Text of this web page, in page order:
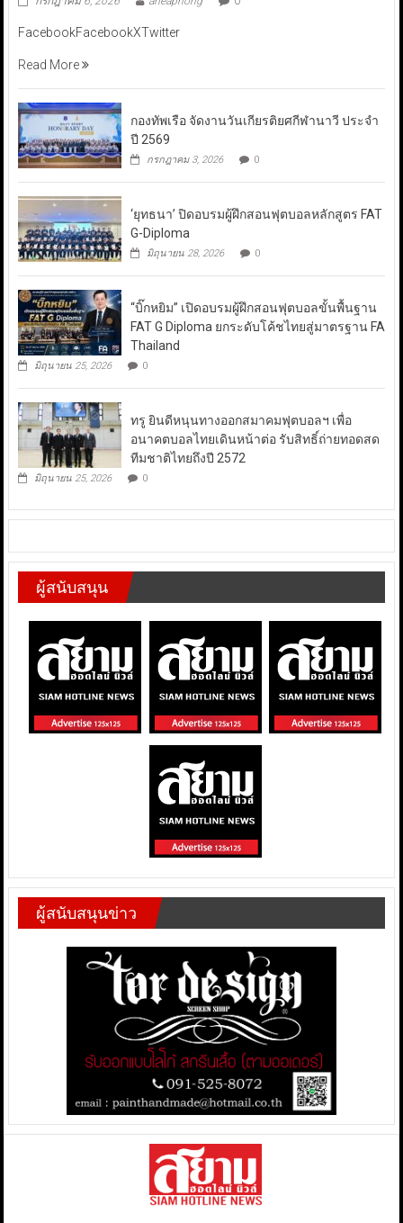
FacebookFacebookXTwitter
Read More
กองทัพเรือ จัดงานวันเกียรติยศกีฬานาวี ประจำ
ปี 2569
กรกฎาคม 3, 2026 0
‘ยุทธนา’ ปิดอบรมผู้ฝึกสอนฟุตบอลหลักสูตร FAT
G-Diploma
มิถุนายน 28, 2026 0
“บิ๊กหยิม” เปิดอบรมผู้ฝึกสอนฟุตบอลขั้นพื้นฐาน
FAT G Diploma ยกระดับโค้ชไทยสู่มาตรฐาน FA
Thailand
มิถุนายน 25, 2026 0
ทรู ยินดีหนุนทางออกสมาคมฟุตบอลฯ เพื่อ
อนาคตบอลไทยเดินหน้าต่อ รับสิทธิ์ถ่ายทอดสด
ทีมชาติไทยถึงปี 2572
มิถุนายน 25, 2026 0
ผู้สนับสนุน
ผู้สนับสนุนข่าว